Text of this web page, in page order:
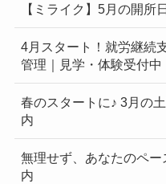
【ミライク】5月の開所
4月スタート！就労継続
管理｜見学・体験受付中
春のスタートに♪ 3月の
内
無理せず、あなたのペ
内